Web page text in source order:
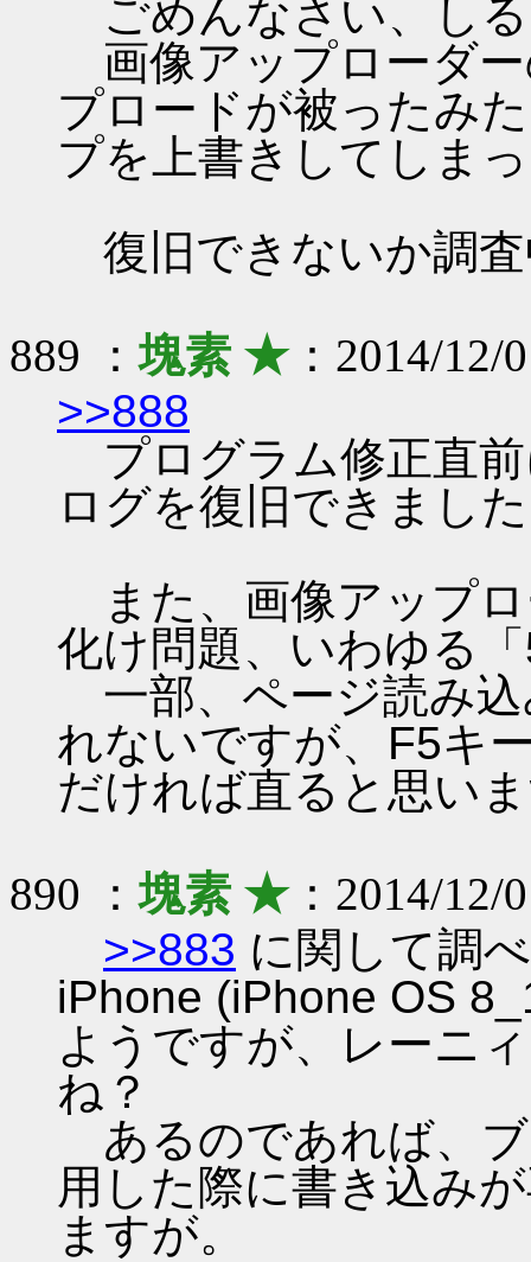
ごめんなさい、し
画像アップローダ
プロードが被ったみ
プを上書きしてしま
復旧できないか調
889 ：塊素 ★：2014/12/
>>888
プログラム修正直
ログを復旧できまし
また、画像アップ
化け問題、いわゆる
一部、ページ読み
れないですが、F5キ
だければ直ると思い
890 ：塊素 ★：2014/12/
>>883 に関して調
iPhone (iPhone OS
ようですが、レーニ
ね？
あるのであれば、
用した際に書き込み
ますが。